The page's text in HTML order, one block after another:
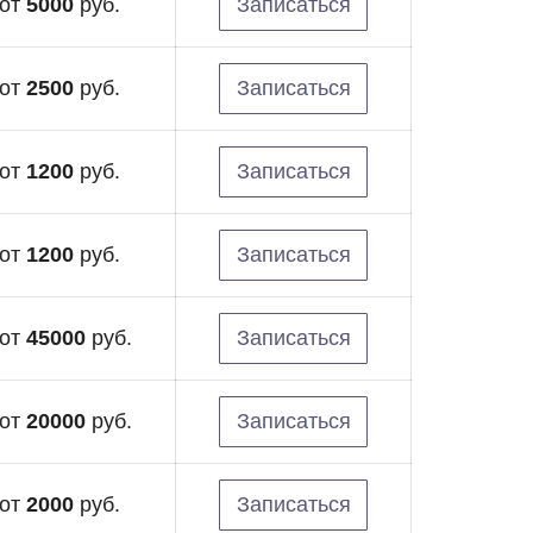
от 5000 руб. Записаться
от 2500 руб. Записаться
от 1200 руб. Записаться
от 1200 руб. Записаться
от 45000 руб. Записаться
от 20000 руб. Записаться
от 2000 руб. Записаться